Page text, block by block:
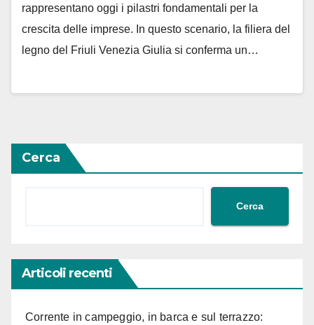
rappresentano oggi i pilastri fondamentali per la
crescita delle imprese. In questo scenario, la filiera del
legno del Friuli Venezia Giulia si conferma un…
Cerca
Cerca
Articoli recenti
Corrente in campeggio, in barca e sul terrazzo: